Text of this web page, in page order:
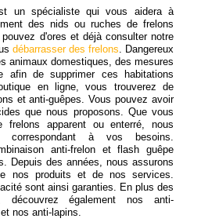
un spécialiste qui vous aidera à
des nids ou ruches de frelons
d'ores et déjà consulter notre
débarrasser des frelons. Dangereux
animaux domestiques, des mesures
afin de supprimer ces habitations
en ligne, vous trouverez de
et anti-guêpes. Vous pouvez avoir
que nous proposons. Que vous
apparent ou enterré, nous
correspondant à vos besoins.
anti-frelon et flash guêpe
Depuis des années, nous assurons
nos produits et de nos services.
sont ainsi garanties. En plus des
découvrez également nos anti-
nos anti-lapins.